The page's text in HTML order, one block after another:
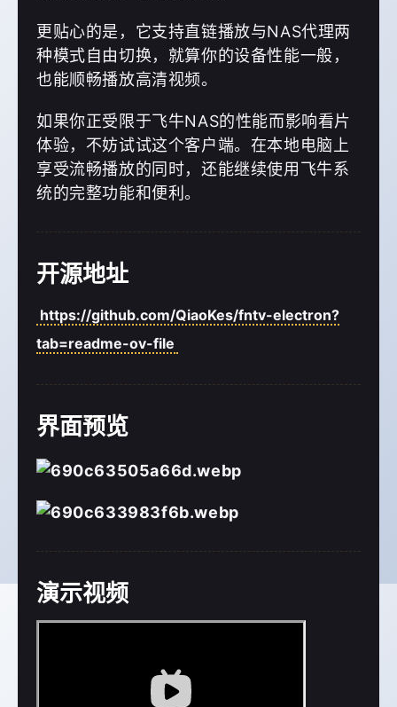
更贴心的是，它支持直链播放与NAS代理两
种模式自由切换，就算你的设备性能一般，
也能顺畅播放高清视频。
如果你正受限于飞牛NAS的性能而影响看片
体验，不妨试试这个客户端。在本地电脑上
享受流畅播放的同时，还能继续使用飞牛系
统的完整功能和便利。
开源地址
https://github.com/QiaoKes/fntv-electron?
tab=readme-ov-file
界面预览
演示视频